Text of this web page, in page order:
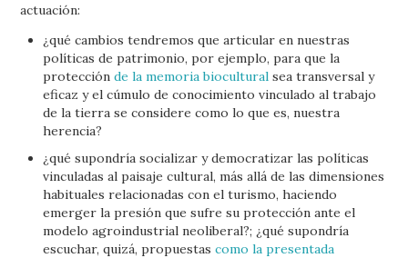
actuación:
¿qué cambios tendremos que articular en nuestras
políticas de patrimonio, por ejemplo, para que la
protecciónde la memoria biocultural sea transversal y
eficaz y el cúmulo de conocimiento vinculado al trabajo
de la tierra se considere como lo que es, nuestra
herencia?
¿qué supondría socializar y democratizar las políticas
vinculadas al paisaje cultural, más allá de las dimensiones
habituales relacionadas con el turismo, haciendo
emerger la presión que sufre su protección ante el
modelo agroindustrial neoliberal?; ¿qué supondría
escuchar, quizá, propuestascomo la presentada